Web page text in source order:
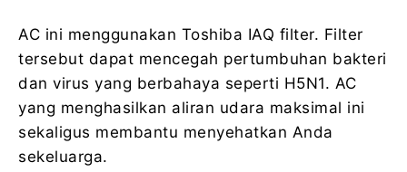
AC ini menggunakan Toshiba IAQ filter. Filter
tersebut dapat mencegah pertumbuhan bakteri
dan virus yang berbahaya seperti H5N1. AC
yang menghasilkan aliran udara maksimal ini
sekaligus membantu menyehatkan Anda
sekeluarga.